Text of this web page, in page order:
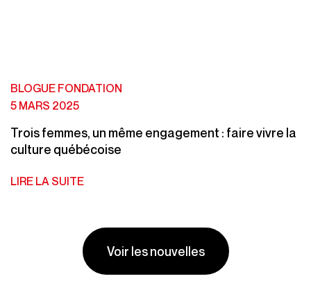
BLOGUE FONDATION
5 MARS 2025
Trois femmes, un même engagement : faire vivre la
culture québécoise
LIRE LA SUITE
Voir les nouvelles